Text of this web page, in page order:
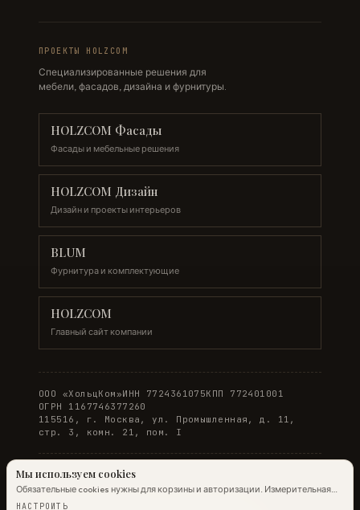
ПРОЕКТЫ HOLZCOM
Специализированные решения для
мебели, фасадов, дизайна и фурнитуры.
HOLZCOM Фасады
Фасады и мебельные решения
HOLZCOM Дизайн
Дизайн и проекты интерьеров
BLUM
Фурнитура и комплектующие
HOLZCOM
Главный сайт компании
ООО «ХольцКом»ИНН 7724361075КПП 772401001
ОГРН 1167746377260
115516, г. Москва, ул. Промышленная, д. 11,
стр. 3, комн. 21, пом. I
© 2026 WOODONLINE. Все права защищены.
Мы используем cookies
Обязательные cookies нужны для корзины и авторизации. Измерительная
аналитика Яндекс.Метрики работает на обычных страницах всегда;
НАСТРОИТЬ